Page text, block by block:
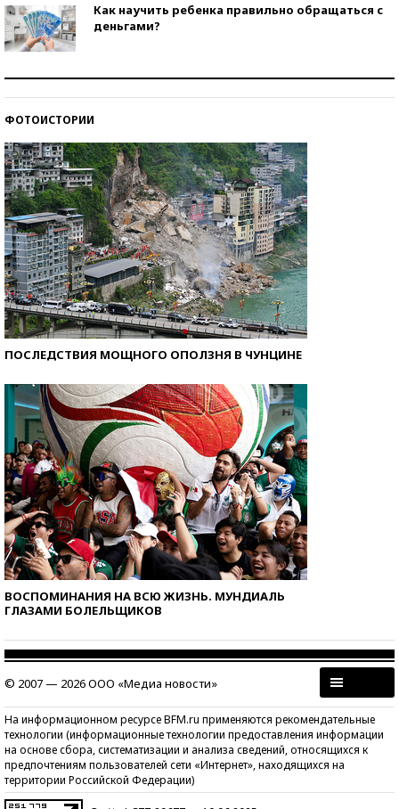
Как научить ребенка правильно обращаться с
деньгами?
ФОТОИСТОРИИ
ПОСЛЕДСТВИЯ МОЩНОГО ОПОЛЗНЯ В ЧУНЦИНЕ
ВОСПОМИНАНИЯ НА ВСЮ ЖИЗНЬ. МУНДИАЛЬ
ГЛАЗАМИ БОЛЕЛЬЩИКОВ
© 2007 — 2026 ООО «Медиа новости»
На информационном ресурсе BFM.ru применяются рекомендательные
технологии (информационные технологии предоставления информации
на основе сбора, систематизации и анализа сведений, относящихся к
предпочтениям пользователей сети «Интернет», находящихся на
территории Российской Федерации)